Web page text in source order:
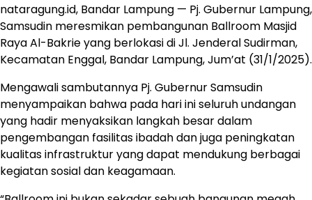
nataragung.id, Bandar Lampung — Pj. Gubernur Lampung,
Samsudin meresmikan pembangunan Ballroom Masjid
Raya Al-Bakrie yang berlokasi di Jl. Jenderal Sudirman,
Kecamatan Enggal, Bandar Lampung, Jum’at (31/1/2025).
Mengawali sambutannya Pj. Gubernur Samsudin
menyampaikan bahwa pada hari ini seluruh undangan
yang hadir menyaksikan langkah besar dalam
pengembangan fasilitas ibadah dan juga peningkatan
kualitas infrastruktur yang dapat mendukung berbagai
kegiatan sosial dan keagamaan.